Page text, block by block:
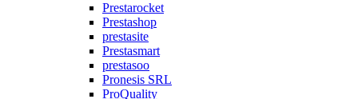
Prestarocket
Prestashop
prestasite
Prestasmart
prestasoo
Pronesis SRL
ProQuality